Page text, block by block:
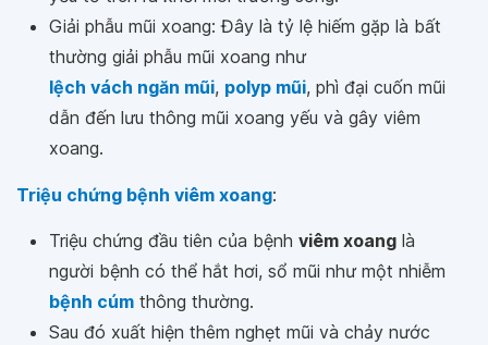
Giải phẫu mũi xoang: Đây là tỷ lệ hiếm gặp là bất
thường giải phẫu mũi xoang như
lệch vách ngăn mũi, polyp mũi, phì đại cuốn mũi
dẫn đến lưu thông mũi xoang yếu và gây viêm
xoang.
Triệu chứng bệnh viêm xoang:
Triệu chứng đầu tiên của bệnh viêm xoang là
người bệnh có thể hắt hơi, sổ mũi như một nhiễm
bệnh cúm thông thường.
Sau đó xuất hiện thêm nghẹt mũi và chảy nước